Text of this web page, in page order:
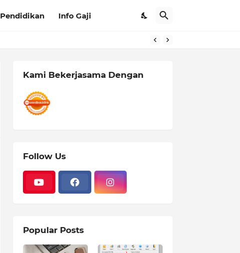
Pendidikan Info Gaji
Kami Bekerjasama Dengan
Follow Us
Popular Posts